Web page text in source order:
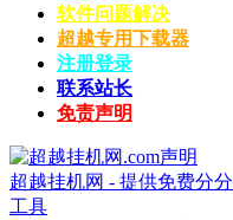
软件问题解决
超越专用下载器
注册登录
联系站长
免责声明
超越挂机网 - 提供免费分
工具